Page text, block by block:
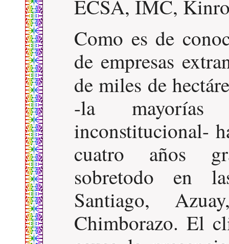
ECSA, IMC,
Como es de
de empresas
de miles de
-la mayorías
inconstitucional-
cuatro años
sobretodo en
Santiago,
Chimborazo. El